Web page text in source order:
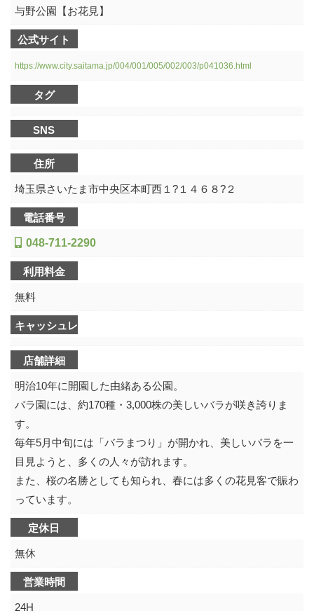
与野公園【お花見】
公式サイト
https://www.city.saitama.jp/004/001/005/002/003/p041036.html
タグ
SNS
住所
埼玉県さいたま市中央区本町西１?１４６８?２
電話番号
048-711-2290
利用料金
無料
キャッシュレス決済可不可
店舗詳細
明治10年に開園した由緒ある公園。
バラ園には、約170種・3,000株の美しいバラが咲き誇りま
す。
毎年5月中旬には「バラまつり」が開かれ、美しいバラを一
目見ようと、多くの人々が訪れます。
また、桜の名勝としても知られ、春には多くの花見客で賑わ
っています。
定休日
無休
営業時間
24H